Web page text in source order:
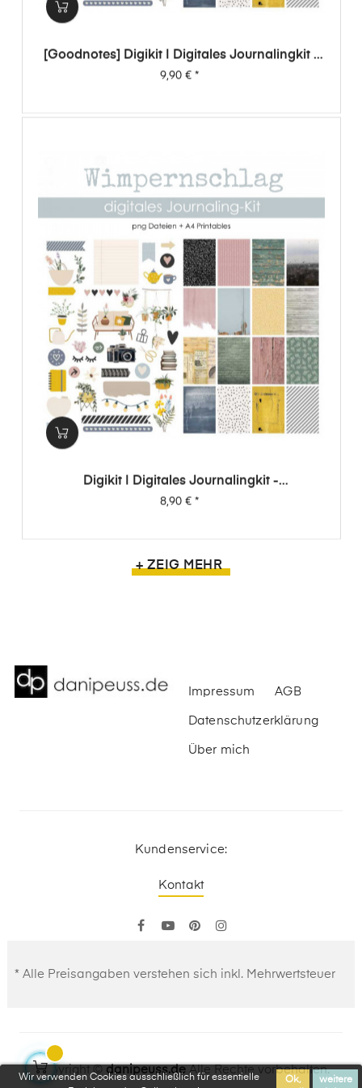
Wir verwenden Cookies ausschließlich für essentielle
Ok, weitere
[Goodnotes] Digikit | Digitales Journalingkit -
Wimpernschlag
Preis
9,90 €*
Digikit | Digitales Journalingkit -
Wimpernschlag
+ ZEIG MEHR
Impressum AGB
Datenschutzerklärung
Über mich
Kundenservice:
Kontakt
FacebookYouTubePinterest
* Alle Preisangaben verstehen sich inkl. Mehrwertsteuer
Copyright © danipeuss.deAlle Rechte vorbehalten.